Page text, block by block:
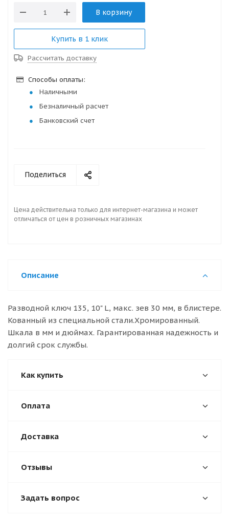
В корзину
Купить в 1 клик
Рассчитать доставку
Способы оплаты:
Наличными
Безналичный расчет
Банковский счет
Поделиться
Цена действительна только для интернет-магазина и может
отличаться от цен в розничных магазинах
Описание
Разводной ключ 135, 10" L, макс. зев 30 мм, в блистере.
Кованный из специальной стали.Хромированный.
Шкала в мм и дюймах. Гарантированная надежность и
долгий срок службы.
Как купить
Оплата
Доставка
Отзывы
Задать вопрос